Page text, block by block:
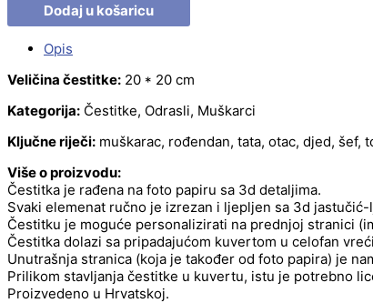
Dodaj u košaricu
Opis
Veličina čestitke: 20 * 20 cm
Kategorija: Čestitke, Odrasli, Muškarci
Ključne riječi: muškarac, rođendan, tata, otac, djed, šef,
Više o proizvodu:
Čestitka je rađena na foto papiru sa 3d detaljima.
Svaki elemenat ručno je izrezan i ljepljen sa 3d jastučić-
Čestitku je moguće personalizirati na prednjoj stranici
Čestitka dolazi sa pripadajućom kuvertom u celofan
Unutrašnja stranica (koja je također od foto papira) je
Prilikom stavljanja čestitke u kuvertu, istu je potrebno
Proizvedeno u Hrvatskoj.